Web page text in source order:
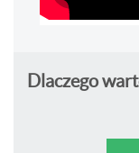
Dlaczego